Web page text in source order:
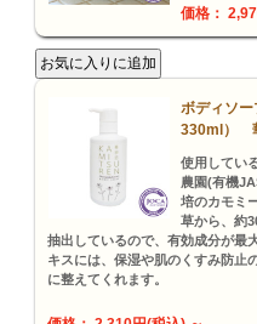
価格：
ボディソ
330ml）
使用してい
農園(有機
培のカモミ
草から、約
抽出しているので、有効成分が最
キスには、保湿や肌のくすみ防止
に整えてくれます。